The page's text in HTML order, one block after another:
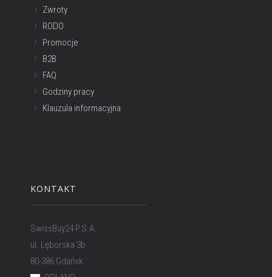
Zwroty
RODO
Promocje
B2B
FAQ
Godziny pracy
Klauzula informacyjna
KONTAKT
SwissBuy24 P.S.A.
ul. Lęborska 3b
80-386 Gdańsk